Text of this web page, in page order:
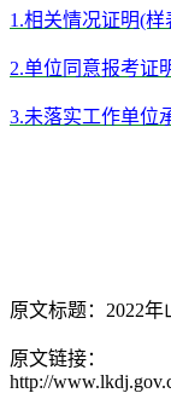
1.相关情况证明(样
2.单位同意报考证
3.未落实工作单位
原文标题：2022
原文链接：
http://